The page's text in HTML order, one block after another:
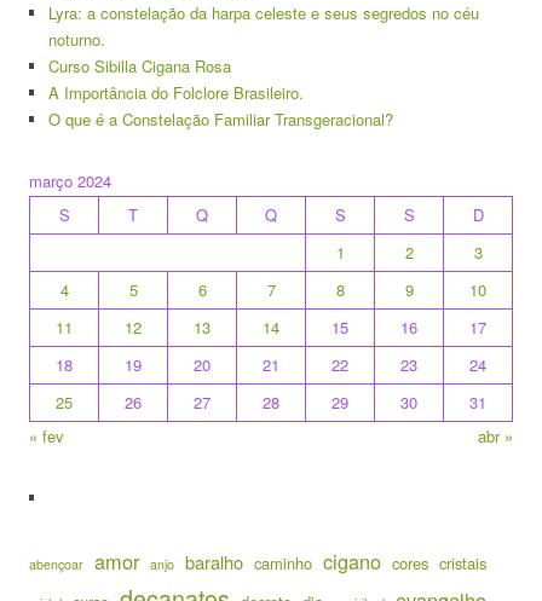
Lyra: a constelação da harpa celeste e seus segredos no céu
noturno.
Curso Sibilla Cigana Rosa
A Importância do Folclore Brasileiro.
O que é a Constelação Familiar Transgeracional?
março 2024
S
T Q Q S S
D
1
2
3
4
5 6 7 8 9
10
11
12 13 14 15 16
17
18
19 20 21 22 23
24
25
26 27 28 29 30
31
« fev
abr »
abençoar amor anjo baralho caminho cigano cores cristais